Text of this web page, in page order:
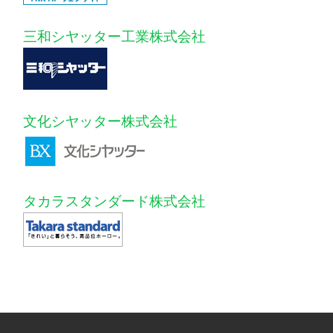
三和シヤッター工業株式会社
文化シヤッター株式会社
タカラスタンダード株式会社